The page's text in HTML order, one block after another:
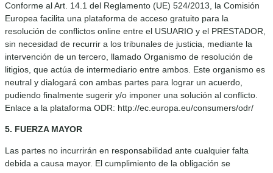
Conforme al Art. 14.1 del Reglamento (UE) 524/2013, la Comisión
Europea facilita una plataforma de acceso gratuito para la
resolución de conflictos online entre el USUARIO y el PRESTADOR,
sin necesidad de recurrir a los tribunales de justicia, mediante la
intervención de un tercero, llamado Organismo de resolución de
litigios, que actúa de intermediario entre ambos. Este organismo es
neutral y dialogará con ambas partes para lograr un acuerdo,
pudiendo finalmente sugerir y/o imponer una solución al conflicto.
Enlace a la plataforma ODR: http://ec.europa.eu/consumers/odr/
5. FUERZA MAYOR
Las partes no incurrirán en responsabilidad ante cualquier falta
debida a causa mayor. El cumplimiento de la obligación se